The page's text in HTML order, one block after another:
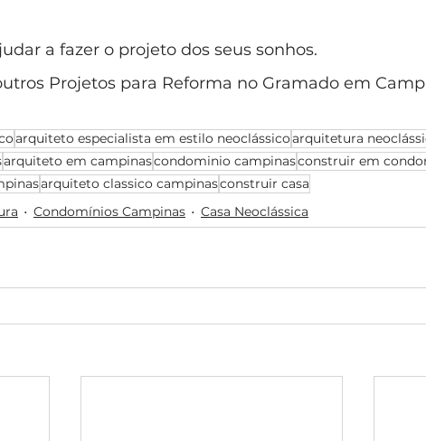
a fazer o projeto dos seus sonhos.
Projetos para Reforma no Gramado em
arquiteto especialista em estilo neoclássicoarquitetura
arquiteto em campinascondominio campinasconstruir em
arquiteto classico campinasconstruir casa
Condomínios Campinas Casa Neoclássica